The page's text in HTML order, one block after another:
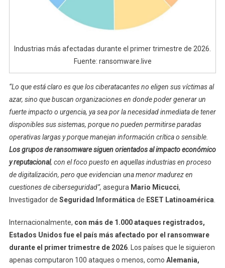
Industrias más afectadas durante el primer trimestre de 2026.
Fuente: ransomware.live
“Lo que está claro es que los ciberatacantes no eligen sus víctimas al
azar, sino que buscan organizaciones en donde poder generar un
fuerte impacto o urgencia, ya sea por la necesidad inmediata de tener
disponibles sus sistemas, porque no pueden permitirse paradas
operativas largas y porque manejan información crítica o sensible.
Los grupos de ransomware siguen orientados al impacto económico
y reputacional, con el foco puesto en aquellas industrias en proceso
de digitalización, pero que evidencian una menor madurez en
cuestiones de ciberseguridad”, asegura Mario Micucci,
Investigador de Seguridad Informáticade ESET Latinoamérica.
Internacionalmente, con más de 1.000 ataques registrados,
Estados Unidos fue el país más afectado por el ransomware
durante el primer trimestre de 2026. Los países que le siguieron
apenas computaron 100 ataques o menos, como Alemania,